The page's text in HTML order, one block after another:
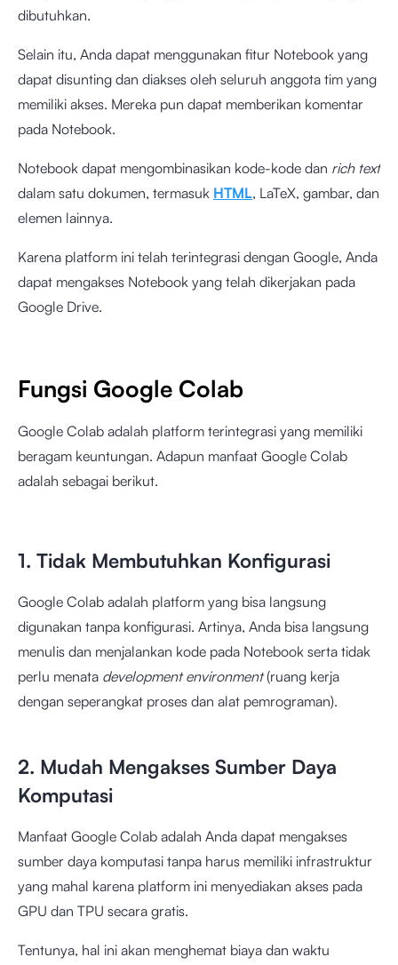
dibutuhkan.
Selain itu, Anda dapat menggunakan fitur Notebook yang
dapat disunting dan diakses oleh seluruh anggota tim yang
memiliki akses. Mereka pun dapat memberikan komentar
pada Notebook.
Notebook dapat mengombinasikan kode-kode dan rich text
dalam satu dokumen, termasuk HTML, LaTeX, gambar, dan
elemen lainnya.
Karena platform ini telah terintegrasi dengan Google, Anda
dapat mengakses Notebook yang telah dikerjakan pada
Google Drive.
Fungsi Google Colab
Google Colab adalah platform terintegrasi yang memiliki
beragam keuntungan. Adapun manfaat Google Colab
adalah sebagai berikut.
1. Tidak Membutuhkan Konfigurasi
Google Colab adalah platform yang bisa langsung
digunakan tanpa konfigurasi. Artinya, Anda bisa langsung
menulis dan menjalankan kode pada Notebook serta tidak
perlu menata development environment(ruang kerja
dengan seperangkat proses dan alat pemrograman).
2. Mudah Mengakses Sumber Daya
Komputasi
Manfaat Google Colab adalah Anda dapat mengakses
sumber daya komputasi tanpa harus memiliki infrastruktur
yang mahal karena platform ini menyediakan akses pada
GPU dan TPU secara gratis.
Tentunya, hal ini akan menghemat biaya dan waktu